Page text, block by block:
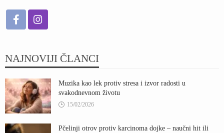
NAJNOVIJI ČLANCI
Muzika kao lek protiv stresa i izvor radosti u
svakodnevnom životu
15/02/2026
Pčelinji otrov protiv karcinoma dojke – naučni hit ili